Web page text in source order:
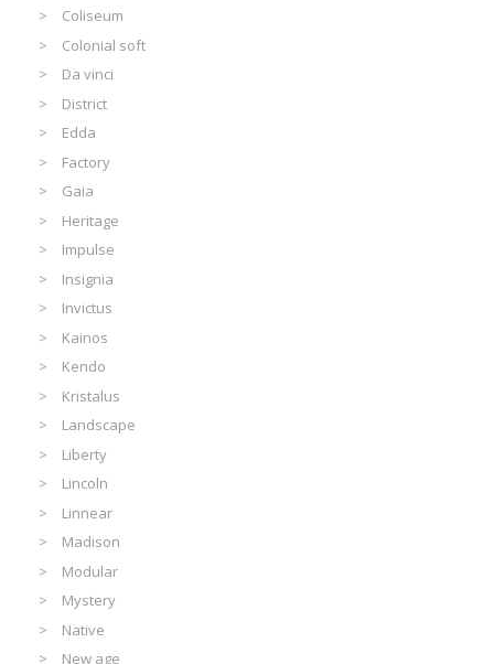
Coliseum
Colonial soft
Da vinci
District
Edda
Factory
Gaia
Heritage
Impulse
Insignia
Invictus
Kainos
Kendo
Kristalus
Landscape
Liberty
Lincoln
Linnear
Madison
Modular
Mystery
Native
New age